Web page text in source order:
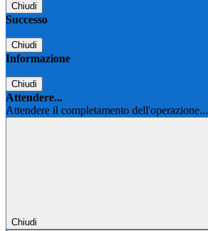
Chiudi
Successo
Chiudi
Informazione
Chiudi
Attendere...
Attendere il completamento dell'operazione...
Chiudi